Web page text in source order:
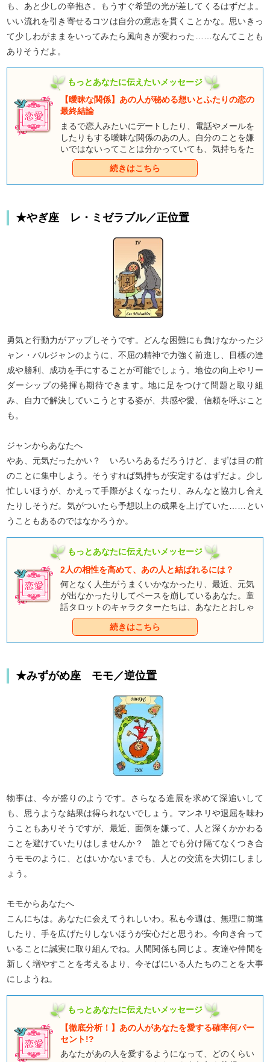
も、あと少しの辛抱さ。もうすぐ希望の光が差してくるはずだよ。
いい流れを引き寄せるコツは自分の意志を貫くことかな。思いきっ
て少しわがままをいってみたら風向きが変わった……なんてことも
ありそうだよ。
もっとあなたに伝えたいメッセージ
【曖昧な関係】あの人が秘める想いとふたりの恋の
最終結論
まるで恋人みたいにデートしたり、電話やメールを
したりもする曖昧な関係のあの人。自分のことを嫌
いではないってことは分かっていても、気持ちをた
しかめあったりしていないと、相手が本当のとこ
ろ、自分のことをどう想っているか不安になります
よね。だけど、いまさら「私たちってつきあってる
いのではないでしょうか。
続きはこちら
★やぎ座 レ・ミゼラブル／正位置
勇気と行動力がアップしそうです。どんな困難にも負けなかったジ
ャン・バルジャンのように、不屈の精神で力強く前進し、目標の達
成や勝利、成功を手にすることが可能でしょう。地位の向上やリー
ダーシップの発揮も期待できます。地に足をつけて問題と取り組
み、自力で解決していこうとする姿が、共感や愛、信頼を呼ぶこと
も。
ジャンからあなたへ
やあ、元気だったかい？ いろいろあるだろうけど、まずは目の前
のことに集中しよう。そうすれば気持ちが安定するはずだよ。少し
忙しいほうが、かえって手際がよくなったり、みんなと協力し合え
たりしそうだ。気がついたら予想以上の成果を上げていた……とい
うこともあるのではなかろうか。
もっとあなたに伝えたいメッセージ
2人の相性を高めて、あの人と結ばれるには？
何となく人生がうまくいかなかったり、最近、元気
が出なかったりしてペースを崩しているあなた。童
話タロットのキャラクターたちは、あなたとおしゃ
べりしたくて、そわそわしているようですよ。みん
なとのおしゃべりを通して、あなただけのハッピー
エンドをつかんでくださいね。
続きはこちら
★みずがめ座 モモ／逆位置
物事は、今が盛りのようです。さらなる進展を求めて深追いして
も、思うような結果は得られないでしょう。マンネリや退屈を味わ
うこともありそうですが、最近、面倒を嫌って、人と深くかかわる
ことを避けていたりはしませんか？ 誰とでも分け隔てなくつき合
うモモのように、とはいかないまでも、人との交流を大切にしまし
ょう。
モモからあなたへ
こんにちは。あなたに会えてうれしいわ。私も今週は、無理に前進
したり、手を広げたりしないほうが安心だと思うわ。今向き合って
いることに誠実に取り組んでね。人間関係も同じよ。友達や仲間を
新しく増やすことを考えるより、今そばにいる人たちのことを大事
にしようね。
もっとあなたに伝えたいメッセージ
【徹底分析！】あの人があなたを愛する確率何パー
セント!?
あなたがあの人を愛するようになって、どのくらい